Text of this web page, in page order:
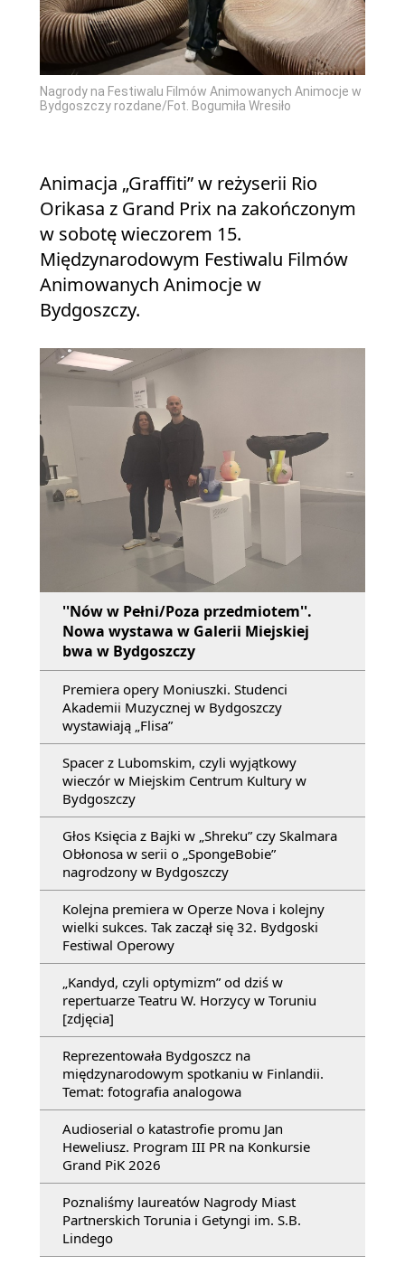
Nagrody na Festiwalu Filmów Animowanych Animocje w
Bydgoszczy rozdane/Fot. Bogumiła Wresiło
Animacja „Graffiti” w reżyserii Rio
Orikasa z Grand Prix na zakończonym
w sobotę wieczorem 15.
Międzynarodowym Festiwalu Filmów
Animowanych Animocje w
Bydgoszczy.
''Nów w Pełni/Poza przedmiotem''.
Nowa wystawa w Galerii Miejskiej
bwa w Bydgoszczy
Premiera opery Moniuszki. Studenci
Akademii Muzycznej w Bydgoszczy
wystawiają „Flisa”
Spacer z Lubomskim, czyli wyjątkowy
wieczór w Miejskim Centrum Kultury w
Bydgoszczy
Głos Księcia z Bajki w „Shreku” czy Skalmara
Obłonosa w serii o „SpongeBobie”
nagrodzony w Bydgoszczy
Kolejna premiera w Operze Nova i kolejny
wielki sukces. Tak zaczął się 32. Bydgoski
Festiwal Operowy
„Kandyd, czyli optymizm” od dziś w
repertuarze Teatru W. Horzycy w Toruniu
[zdjęcia]
Reprezentowała Bydgoszcz na
międzynarodowym spotkaniu w Finlandii.
Temat: fotografia analogowa
Audioserial o katastrofie promu Jan
Heweliusz. Program III PR na Konkursie
Grand PiK 2026
Poznaliśmy laureatów Nagrody Miast
Partnerskich Torunia i Getyngi im. S.B.
Lindego